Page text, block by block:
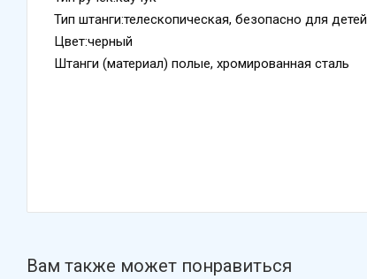
Тип штанги:телескопическая, безопасно для детей
Цвет:черный
Штанги (материал) полые, хромированная сталь
Вам также может понравиться